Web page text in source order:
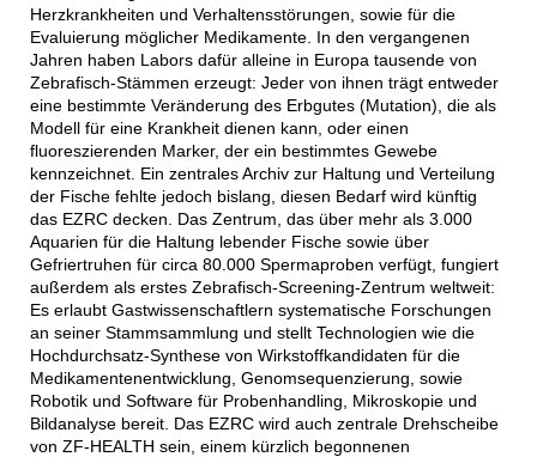
Herzkrankheiten und Verhaltensstörungen, sowie für die
Evaluierung möglicher Medikamente. In den vergangenen
Jahren haben Labors dafür alleine in Europa tausende von
Zebrafisch-Stämmen erzeugt: Jeder von ihnen trägt entweder
eine bestimmte Veränderung des Erbgutes (Mutation), die als
Modell für eine Krankheit dienen kann, oder einen
fluoreszierenden Marker, der ein bestimmtes Gewebe
kennzeichnet. Ein zentrales Archiv zur Haltung und Verteilung
der Fische fehlte jedoch bislang, diesen Bedarf wird künftig
das EZRC decken. Das Zentrum, das über mehr als 3.000
Aquarien für die Haltung lebender Fische sowie über
Gefriertruhen für circa 80.000 Spermaproben verfügt, fungiert
außerdem als erstes Zebrafisch-Screening-Zentrum weltweit:
Es erlaubt Gastwissenschaftlern systematische Forschungen
an seiner Stammsammlung und stellt Technologien wie die
Hochdurchsatz-Synthese von Wirkstoffkandidaten für die
Medikamentenentwicklung, Genomsequenzierung, sowie
Robotik und Software für Probenhandling, Mikroskopie und
Bildanalyse bereit. Das EZRC wird auch zentrale Drehscheibe
von ZF-HEALTH sein, einem kürzlich begonnenen